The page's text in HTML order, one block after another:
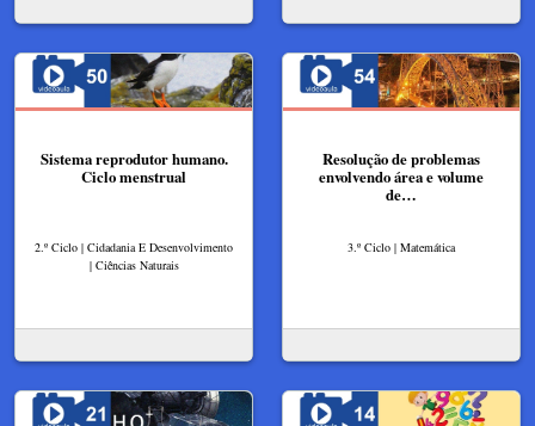
Sistema reprodutor humano.
Ciclo menstrual
2.º Ciclo | Cidadania E Desenvolvimento
| Ciências Naturais
Resolução de problemas
envolvendo área e volume
de…
3.º Ciclo | Matemática